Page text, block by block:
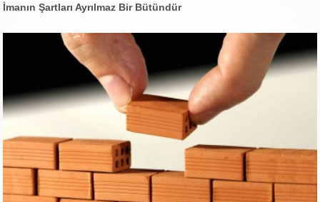
İmanın Şartları Ayrılmaz Bir Bütündür